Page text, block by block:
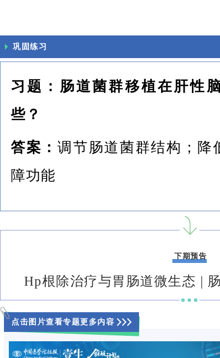
巩固练习
习题：肠道菌群移植在肝性
些？
答案：调节肠道菌群结构；降
障功能
下期预告
Hp根除治疗与胃肠道微生态 |
点击图片查看专题更多内容